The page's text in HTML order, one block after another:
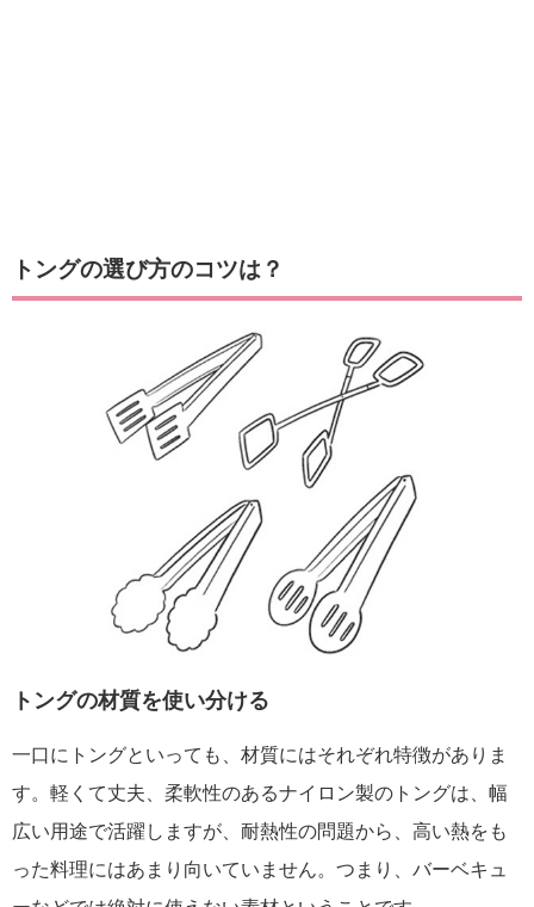
トングの選び方のコツは？
トングの材質を使い分ける
一口にトングといっても、材質にはそれぞれ特徴がありま
す。軽くて丈夫、柔軟性のあるナイロン製のトングは、幅
広い用途で活躍しますが、耐熱性の問題から、高い熱をも
った料理にはあまり向いていません。つまり、バーベキュ